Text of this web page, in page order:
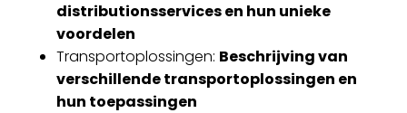
distributionsservices en hun unieke
voordelen
Transportoplossingen: Beschrijving van
verschillende transportoplossingen en
hun toepassingen